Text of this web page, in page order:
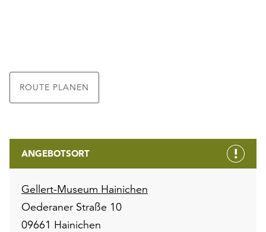
ROUTE PLANEN
ANGEBOTSORT
Gellert-Museum Hainichen
Oederaner Straße 10
09661 Hainichen